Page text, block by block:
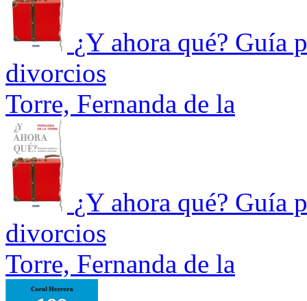
¿Y ahora qué? Guía
divorcios
Torre, Fernanda de la
¿Y ahora qué? Guía
divorcios
Torre, Fernanda de la